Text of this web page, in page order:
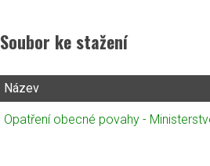
Soubor ke stažení
Název
Opatření obecné povahy -